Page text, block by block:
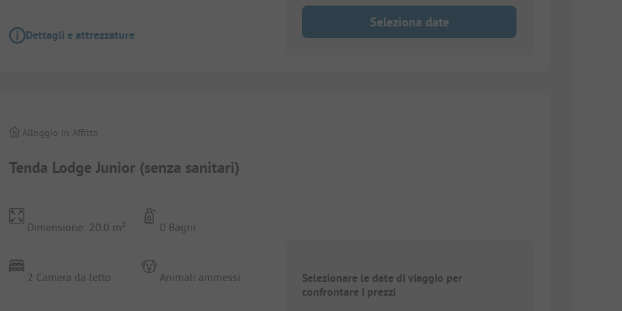
Dettagli e attrezzature
Seleziona date
Tenda Lodge Junior (senza sanitari)
Alloggio In Affitto
Dimensione: 20.0 m²
2 Camera da letto
0 Bagni
Animali ammessi
Selezionare le date di viaggio per
confrontare i prezzi